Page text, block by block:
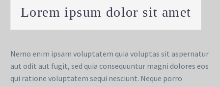
Lorem ipsum dolor sit amet
Nemo enim ipsam voluptatem quia voluptas sit aspernatur
aut odit aut fugit, sed quia consequuntur magni dolores eos
qui ratione voluptatem sequi nesciunt. Neque porro